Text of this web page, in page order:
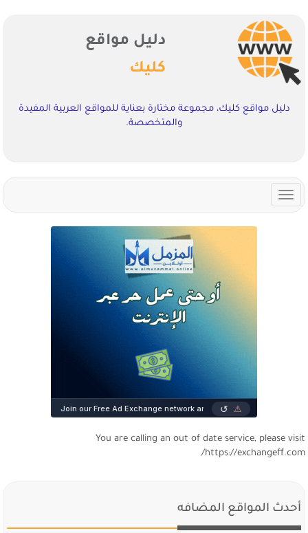
دليل مواقع
كليك
دليل مواقع كليك، مجموعة مختارة بعناية للمواقع العربية المفيدة
والمتخصصة.
Toggle
navigation
You are calling an out of date service, please visit
https://exchangeff.com/
أحدث المواقع المضافه